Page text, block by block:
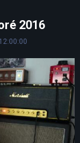
2016